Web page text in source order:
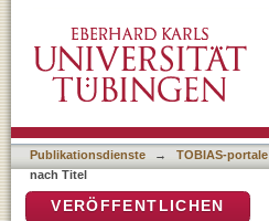
Publikationsdienste → TOBIAS-portale
nach Titel
VERÖFFENTLICHEN